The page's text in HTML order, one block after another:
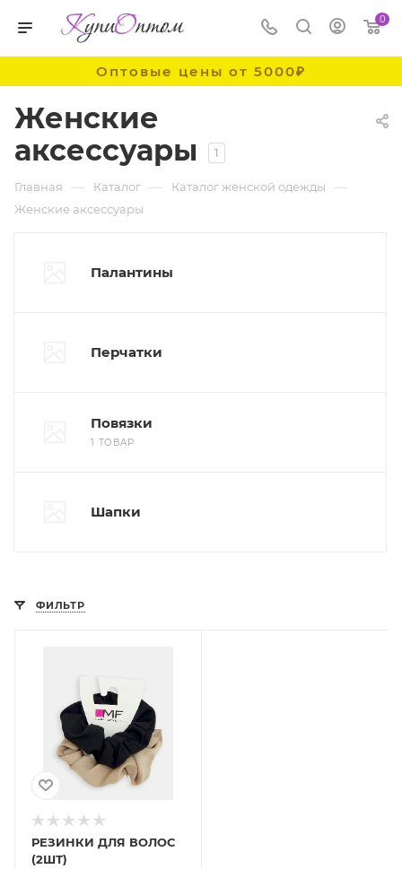
0
Оптовые цены от 5000₽
Женские
аксессуары
1
Главная — Каталог — Каталог женской одежды —
Женские аксессуары
Палантины
Перчатки
Повязки
1 ТОВАР
Шапки
ФИЛЬТР
РЕЗИНКИ ДЛЯ ВОЛОС
(2ШТ)